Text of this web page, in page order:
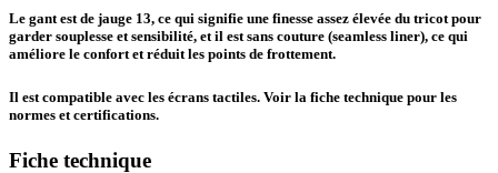
Le gant est de jauge 13, ce qui signifie une finesse assez élevée du tricot pour
garder souplesse et sensibilité, et il est sans couture (seamless liner), ce qui
améliore le confort et réduit les points de frottement.
Il est compatible avec les écrans tactiles. Voir la fiche technique pour les
normes et certifications.
Fiche technique